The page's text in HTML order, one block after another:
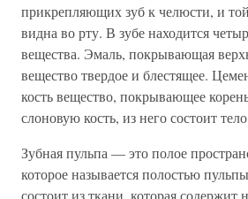
прикрепляющих зуб к челюсти, и
видна во рту. В зубе находится
вещества. Эмаль, покрывающая
вещество твердое и блестящее.
кость вещество, покрывающее
слоновую кость, из него состоит
Зубная пульпа — это полое
которое называется полостью
состоит из ткани, которая содержит